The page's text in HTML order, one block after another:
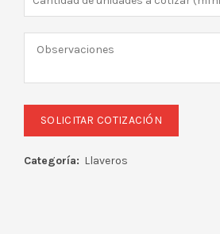
Categoría: Llaveros